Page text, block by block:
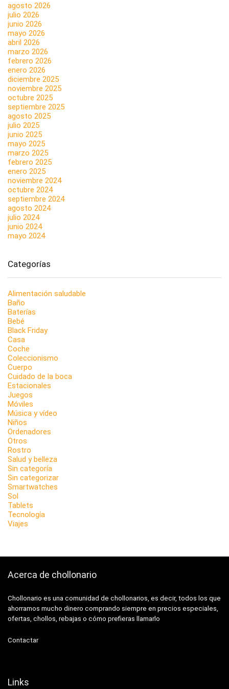
agosto 2026
julio 2026
junio 2026
mayo 2026
abril 2026
marzo 2026
febrero 2026
enero 2026
diciembre 2025
noviembre 2025
octubre 2025
septiembre 2025
agosto 2025
julio 2025
junio 2025
mayo 2025
marzo 2025
febrero 2025
enero 2025
noviembre 2024
octubre 2024
septiembre 2024
agosto 2024
julio 2024
junio 2024
mayo 2024
Categorías
Alimentación saludable
Baño
Baterías
Bebé
Black Friday
Casa
Coche
Coleccionismo
Cuerpo
Cuidado de la boca
Estacionales
Juegos
Móviles
Música y vídeo
Niños
Ordenadores
Otros
Rostro
Salud y belleza
Sin categoría
Sin categorizar
Smartwatches
Sol
Tablets
Tecnología
Viajes
Acerca de chollonario
Chollonario es una comunidad de chollonarios, es decir, todos los que
ahorramos mucho dinero comprando siempre en precios especiales,
ofertas, chollos, rebajas o cómo prefieras llamarlo
Contactar
Links